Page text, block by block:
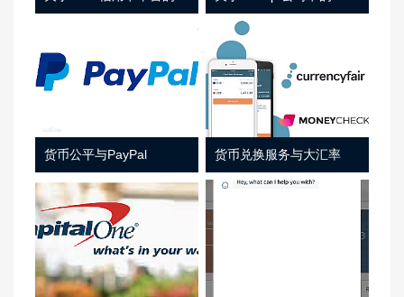
货币公平与PayPal 货币兑换服务与大汇率